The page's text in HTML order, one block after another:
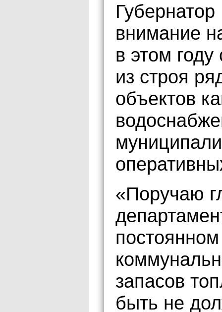
внимание
в этом
из строя
объектов
«Поручаю
запасов
быть не